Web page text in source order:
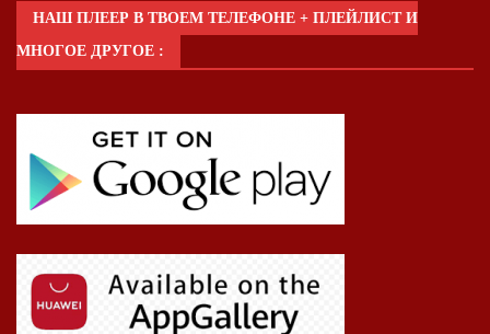
НАШ ПЛЕЕР В ТВОЕМ ТЕЛЕФОНЕ + ПЛЕЙЛИСТ И
МНОГОЕ ДРУГОЕ :